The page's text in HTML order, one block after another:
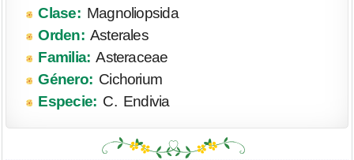
Clase:Magnoliopsida
Orden:Asterales
Familia: Asteraceae
Género: Cichorium
Especie: C. Endivia